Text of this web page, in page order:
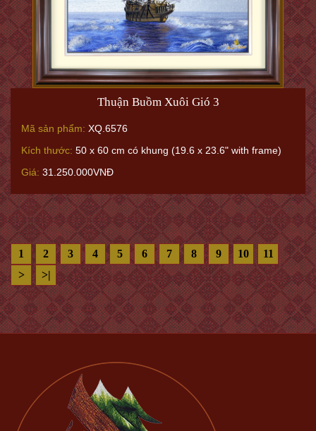
Thuận Buồm Xuôi Gió 3
Mã sản phẩm: XQ.6576
Kích thước: 50 x 60 cm có khung (19.6 x 23.6" with frame)
Giá: 31.250.000VNĐ
1 2 3 4 5 6 7 8 9 10
11
>
>|